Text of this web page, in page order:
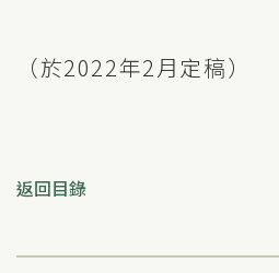
（於2022年2月定稿）
返回目錄